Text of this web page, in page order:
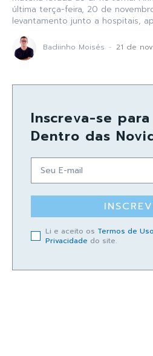
última terça-feira, 20 de
levantamento junto a hospitais,
Badiinho Moisés - 21 de
Inscreva-se
Dentro das
Li e aceito os Termos de Uso
Privacidade do site.